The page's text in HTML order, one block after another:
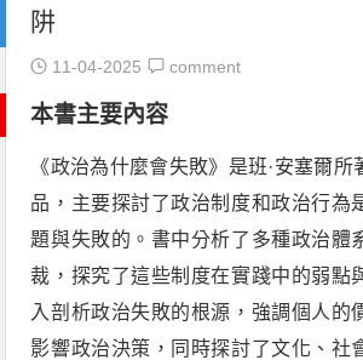
阱
11-04-2025 comment
本書主要內容
《政治為什麼會失敗》是班·安塞爾
品，主要探討了政治制度和政治行為
題與失敗的。書中分析了多種政治體
裁，探究了這些制度在實踐中的弱點
入剖析政治失敗的根源，強調個人的
影響政治決策，同時探討了文化、社